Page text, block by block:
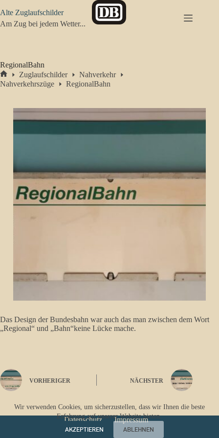
Inhalt
springen
Wir verwenden Cookies, um sicherzustellen, dass wir Ihnen die beste
Erfahrung auf unserer Website bieten.
AKZEPTIEREN
ABLEHNEN
Alte Zuglaufschilder
Am Zug bei jedem Wetter...
RegionalBahn
Start
Zuglaufschilder
Nahverkehr
Nahverkehrszüge
RegionalBahn
Das Design der Bundesbahn war auch das man zwischen dem Wort
„Regional“ und „Bahn“keine Lücke mache.
VORHERIGER NÄCHSTER
Datenschutz Impressum